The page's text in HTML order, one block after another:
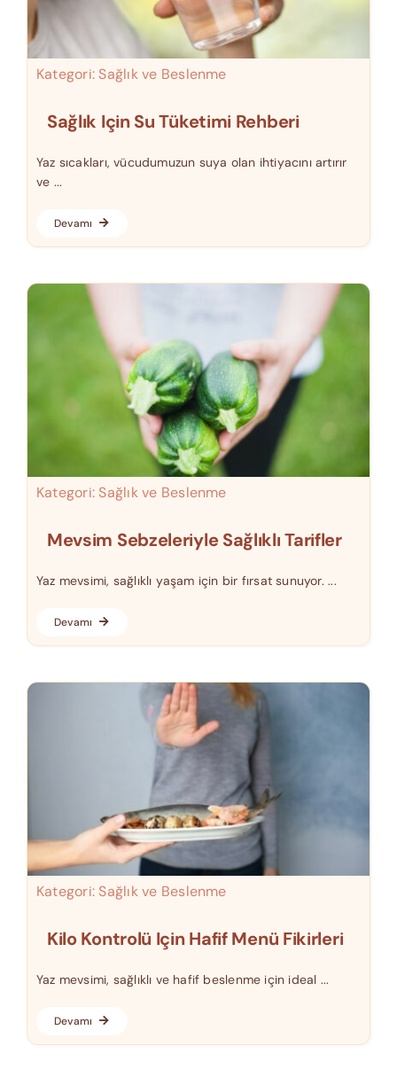
Kategori: Sağlık ve Beslenme
Sağlık Için Su Tüketimi Rehberi
Yaz sıcakları, vücudumuzun suya olan ihtiyacını artırır
ve ...
Devamı
Kategori: Sağlık ve Beslenme
Mevsim Sebzeleriyle Sağlıklı Tarifler
Yaz mevsimi, sağlıklı yaşam için bir fırsat sunuyor. ...
Devamı
Kategori: Sağlık ve Beslenme
Kilo Kontrolü Için Hafif Menü Fikirleri
Yaz mevsimi, sağlıklı ve hafif beslenme için ideal ...
Devamı